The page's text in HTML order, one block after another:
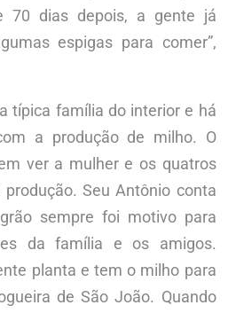
70 dias depois, a gente já
espigas para comer”,
típica família do interior e há
a produção de milho. O
ver a mulher e os quatros
Seu Antônio conta
sempre foi motivo para
da família e os amigos.
planta e tem o milho para
de São João. Quando